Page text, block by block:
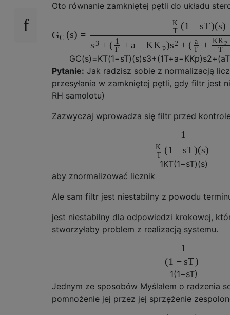
Oto równanie zamkniętej pętli do układu
GC (s) =
K
T (1 − sT)(s)
s 3 + ( 1
T
+ a − KK p)s 2 + ( a
T
+ KKP
T
GC(s) =KT(1−sT)(s)s3+(1T+a−KKp)s2+(aT
Pytanie: Jak radzisz sobie z normalizacją
przesyłania w zamkniętej pętli, gdy filtr jest
RH samolotu)
Zazwyczaj wprowadza się filtr przed
1
K
T (1 − sT)(s)
1KT(1−sT)(s)
aby znormalizować licznik
Ale sam filtr jest niestabilny z powodu
jest niestabilny dla odpowiedzi krokowej,
stworzyłaby problem z realizacją systemu.
1
(1 − sT)
1(1−sT)
Jednym ze sposobów Myślałem o radzenia
pomnożenie jej przez jej sprzężenie